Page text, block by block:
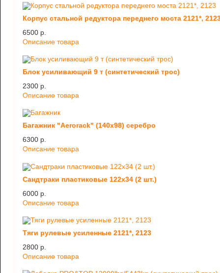
Корпус стальной редуктора переднего моста 2121*,
6500 p.
Описание товара
Блок усиливающий 9 т (синтетический трос)
2300 p.
Описание товара
Багажник "Aerorack" (140х98) серебро
6300 p.
Описание товара
Сандтраки пластиковые 122х34 (2 шт.)
6000 p.
Описание товара
Тяги рулевые усиленные 2121*, 2123
2800 p.
Описание товара